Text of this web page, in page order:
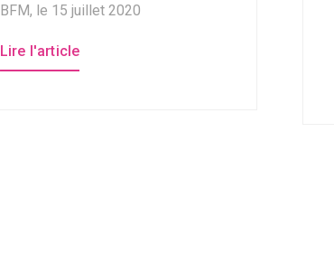
BFM, le 15 juillet 2020
Lire l'article